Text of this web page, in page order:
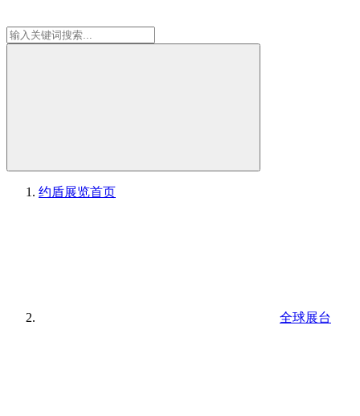
约盾展览首页
全球展台